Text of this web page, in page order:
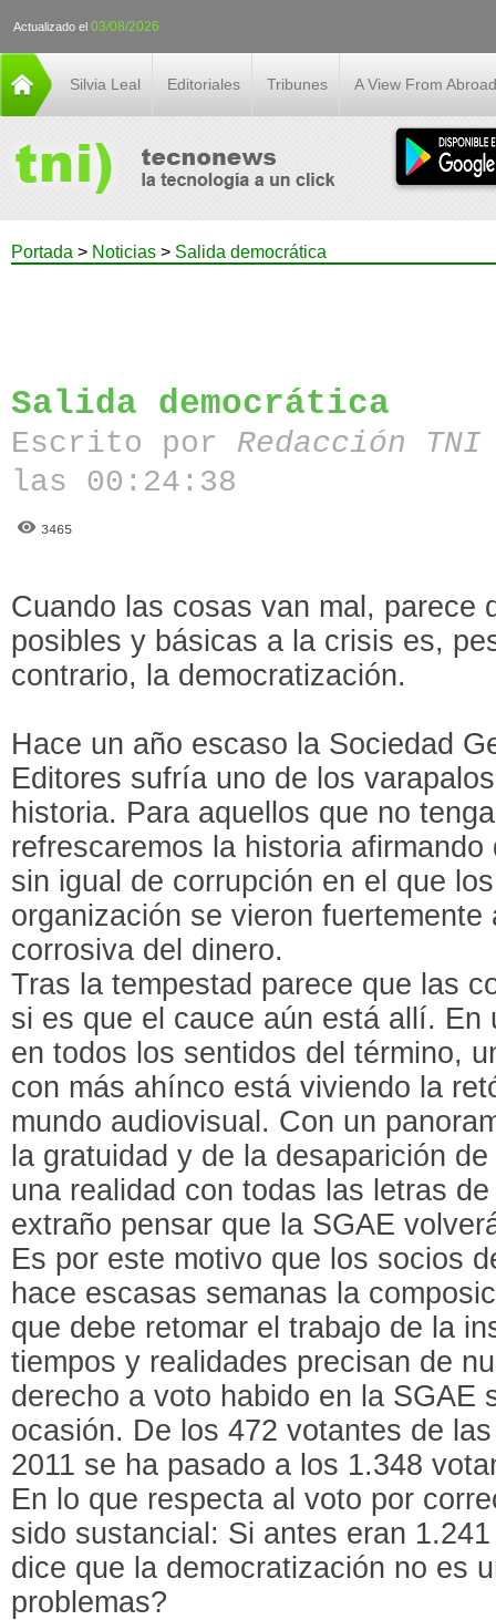
Actualizado el 03/08/2026
Silvia Leal Editoriales Tribunes A View From Abroad
Portada > Noticias > Salida democrática
Salida democrática
Escrito por Redacción
las 00:24:38
3465
Cuando las cosas van mal, parece
posibles y básicas a la crisis es,
contrario, la democratización.
Hace un año escaso la Sociedad
Editores sufría uno de los
historia. Para aquellos que no
refrescaremos la historia
sin igual de corrupción en el que
organización se vieron
corrosiva del dinero.
Tras la tempestad parece que las
si es que el cauce aún está allí. En
en todos los sentidos del término,
con más ahínco está viviendo la
mundo audiovisual. Con un
la gratuidad y de la desaparición
una realidad con todas las letras
extraño pensar que la SGAE
Es por este motivo que los socios
hace escasas semanas la
que debe retomar el trabajo de la
tiempos y realidades precisan de
derecho a voto habido en la SGAE
ocasión. De los 472 votantes de
2011 se ha pasado a los 1.348
En lo que respecta al voto por
sido sustancial: Si antes eran
dice que la democratización no es
problemas?